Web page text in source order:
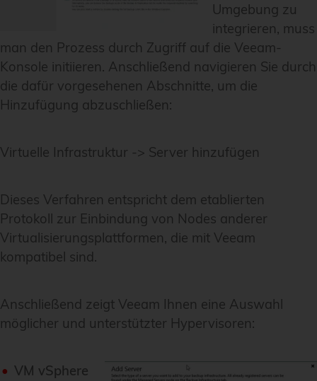
Umgebung zu
integrieren, muss
man den Prozess durch Zugriff auf die Veeam-
Konsole initiieren. Anschließend navigieren Sie durch
die dafür vorgesehenen Abschnitte, um die
Hinzufügung abzuschließen:
Virtuelle Infrastruktur -> Server hinzufügen
Dieses Verfahren entspricht dem etablierten
Protokoll zur Einbindung von Nodes anderer
Virtualisierungsplattformen, die mit Veeam
kompatibel sind.
Anschließend zeigt Veeam Ihnen eine Auswahl
möglicher und unterstützter Hypervisoren:
VM vSphere